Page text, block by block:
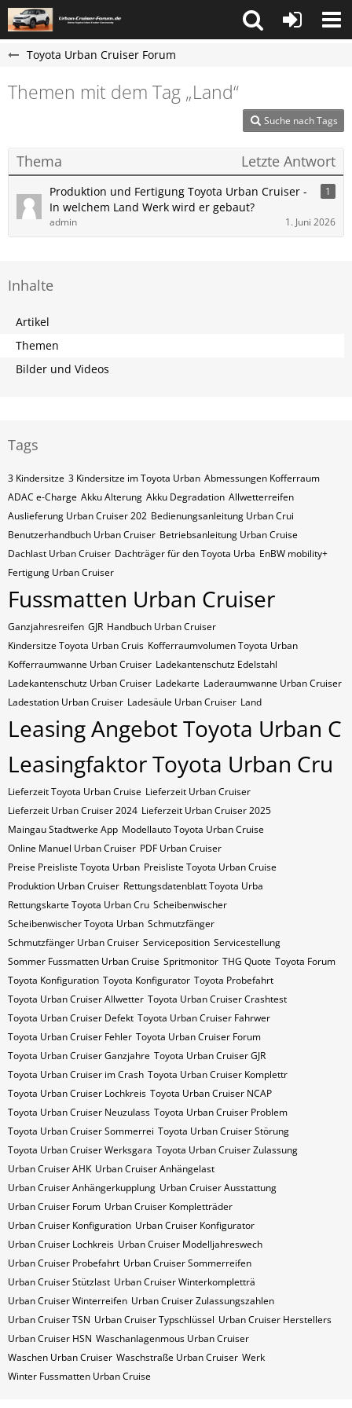
Toyota Urban Cruiser Forum
Themen mit dem Tag „Land“
Suche nach Tags
Thema Letzte Antwort
Produktion und Fertigung Toyota Urban Cruiser -
In welchem Land Werk wird er gebaut?
1
admin 1. Juni 2026
Inhalte
Artikel
Themen
Bilder und Videos
Tags
3 Kindersitze 3 Kindersitze im Toyota Urban Abmessungen Kofferraum
ADAC e-Charge Akku Alterung Akku Degradation Allwetterreifen
Auslieferung Urban Cruiser 202 Bedienungsanleitung Urban Crui
Benutzerhandbuch Urban Cruiser Betriebsanleitung Urban Cruise
Dachlast Urban Cruiser Dachträger für den Toyota Urba EnBW mobility+
Fertigung Urban Cruiser
Fussmatten Urban Cruiser
Ganzjahresreifen GJR Handbuch Urban Cruiser
Kindersitze Toyota Urban Cruis Kofferraumvolumen Toyota Urban
Kofferraumwanne Urban Cruiser Ladekantenschutz Edelstahl
Ladekantenschutz Urban Cruiser Ladekarte Laderaumwanne Urban Cruiser
Ladestation Urban Cruiser Ladesäule Urban Cruiser Land
Leasing Angebot Toyota Urban C
Leasingfaktor Toyota Urban Cru
Lieferzeit Toyota Urban Cruise Lieferzeit Urban Cruiser
Lieferzeit Urban Cruiser 2024 Lieferzeit Urban Cruiser 2025
Maingau Stadtwerke App Modellauto Toyota Urban Cruise
Online Manuel Urban Cruiser PDF Urban Cruiser
Preise Preisliste Toyota Urban Preisliste Toyota Urban Cruise
Produktion Urban Cruiser Rettungsdatenblatt Toyota Urba
Rettungskarte Toyota Urban Cru Scheibenwischer
Scheibenwischer Toyota​ Urban Schmutzfänger
Schmutzfänger Urban Cruiser Serviceposition Servicestellung
Sommer Fussmatten Urban Cruise Spritmonitor THG Quote Toyota Forum
Toyota Konfiguration Toyota Konfigurator Toyota Probefahrt
Toyota Urban Cruiser Allwetter Toyota Urban Cruiser Crashtest
Toyota Urban Cruiser Defekt Toyota Urban Cruiser Fahrwer
Toyota Urban Cruiser Fehler Toyota Urban Cruiser Forum
Toyota Urban Cruiser Ganzjahre Toyota Urban Cruiser GJR
Toyota Urban Cruiser im Crash Toyota Urban Cruiser Komplettr
Toyota Urban Cruiser Lochkreis Toyota Urban Cruiser NCAP
Toyota Urban Cruiser Neuzulass Toyota Urban Cruiser Problem
Toyota Urban Cruiser Sommerrei Toyota Urban Cruiser Störung
Toyota Urban Cruiser Werksgara Toyota Urban Cruiser Zulassung
Urban Cruiser AHK Urban Cruiser Anhängelast
Urban Cruiser Anhängerkupplung Urban Cruiser Ausstattung
Urban Cruiser Forum Urban Cruiser Kompletträder
Urban Cruiser Konfiguration Urban Cruiser Konfigurator
Urban Cruiser Lochkreis Urban Cruiser Modelljahreswech
Urban Cruiser Probefahrt Urban Cruiser Sommerreifen
Urban Cruiser Stützlast Urban Cruiser Winterkompletträ
Urban Cruiser Winterreifen Urban Cruiser Zulassungszahlen
Urban Cruiser​​​​ TSN Urban Cruiser​​​​ Typschlüssel Urban Cruiser​​​​​ Herstellers
Urban Cruiser​​​​​ HSN Waschanlagenmous Urban Cruiser
Waschen Urban Cruiser Waschstraße Urban Cruiser Werk
Winter Fussmatten Urban Cruise